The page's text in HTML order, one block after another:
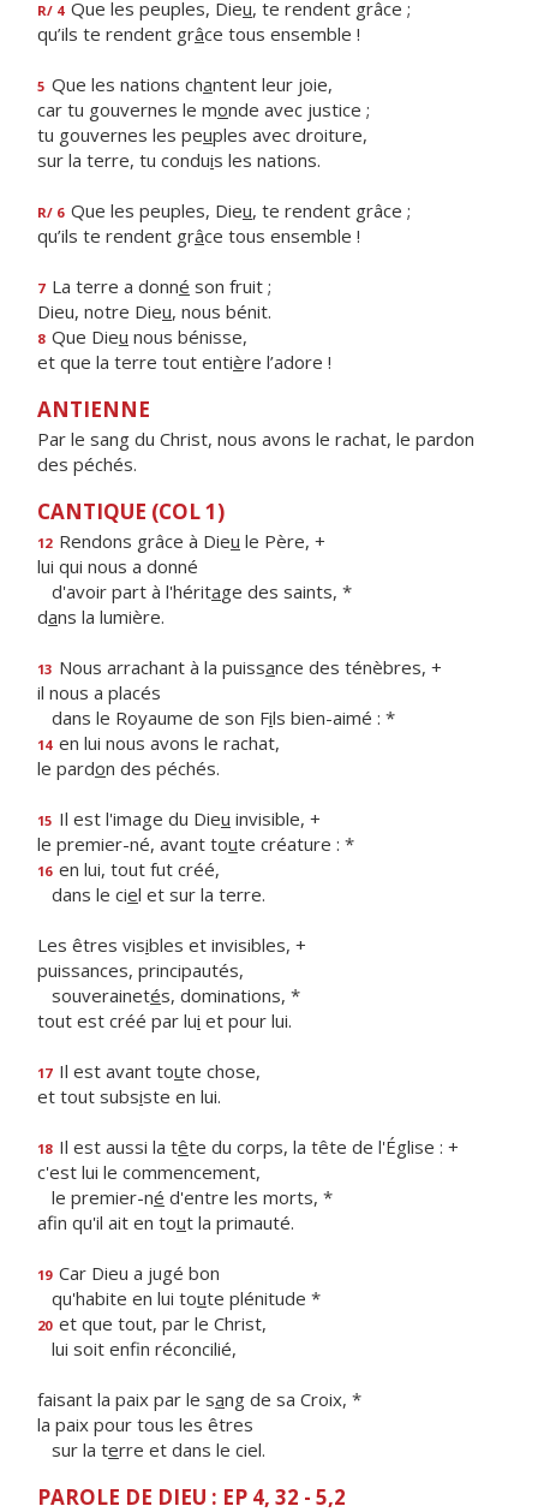
R/ 4 Que les peuples, Dieu, te rendent grâce ;
qu’ils te rendent grâce tous ensemble !
5 Que les nations chantent leur joie,
car tu gouvernes le monde avec justice ;
tu gouvernes les peuples avec droiture,
sur la terre, tu conduis les nations.
R/ 6 Que les peuples, Dieu, te rendent grâce ;
qu’ils te rendent grâce tous ensemble !
7 La terre a donné son fruit ;
Dieu, notre Dieu, nous bénit.
8 Que Dieu nous bénisse,
et que la terre tout entière l’adore !
ANTIENNE
Par le sang du Christ, nous avons le rachat, le pardon
des péchés.
CANTIQUE (COL 1)
12 Rendons grâce à Dieu le Père, +
lui qui nous a donné
d'avoir part à l'héritage des saints, *
dans la lumière.
13 Nous arrachant à la puissance des ténèbres, +
il nous a placés
dans le Royaume de son Fils bien-aimé : *
14 en lui nous avons le rachat,
le pardon des péchés.
15 Il est l'image du Dieu invisible, +
le premier-né, avant toute créature : *
16 en lui, tout fut créé,
dans le ciel et sur la terre.
Les êtres visibles et invisibles, +
puissances, principautés,
souverainetés, dominations, *
tout est créé par lui et pour lui.
17 Il est avant toute chose,
et tout subsiste en lui.
18 Il est aussi la tête du corps, la tête de l'Église : +
c'est lui le commencement,
le premier-né d'entre les morts, *
afin qu'il ait en tout la primauté.
19 Car Dieu a jugé bon
qu'habite en lui toute plénitude *
20 et que tout, par le Christ,
lui soit enfn réconcilié,
faisant la paix par le sang de sa Croix, *
la paix pour tous les êtres
sur la terre et dans le ciel.
PAROLE DE DIEU : EP 4, 32 - 5,2